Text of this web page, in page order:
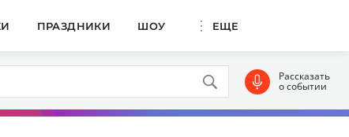
ПРАЗДНИКИ ШОУ ЕЩЕ
Рассказать
о событии